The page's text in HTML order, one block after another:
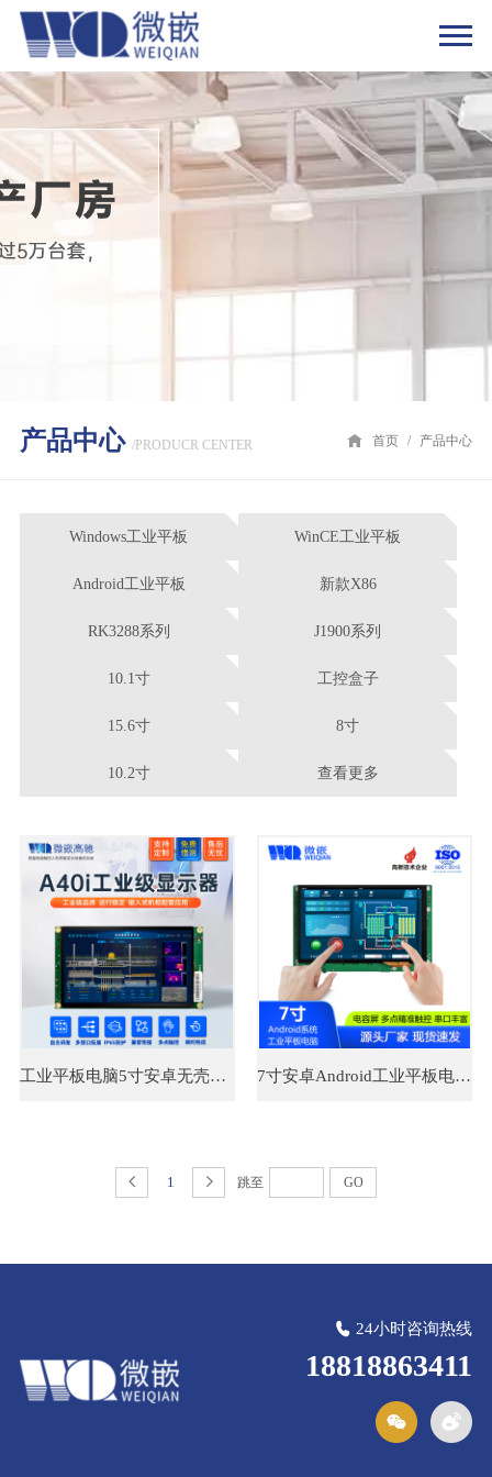
产品中心 /PRODUCR CENTER 首页 / 产品中心
Windows工业平板 WinCE工业平板
Android工业平板 新款X86
RK3288系列 J1900系列
10.1寸 工控盒子
15.6寸 8寸
10.2寸 查看更多
工业平板电脑5寸安卓无壳模组 A40i工业级显示器 7寸安卓Android工业平板电脑 工控触摸屏嵌入式计算机一体机
1 跳至 GO
24小时咨询热线
18818863411